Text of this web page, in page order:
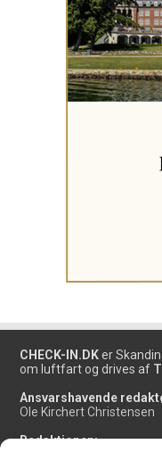
CHECK-IN.DK er
om luftfart og drives af
Ansvarshavende
Ole Kirchert Christensen
Redaktionen: